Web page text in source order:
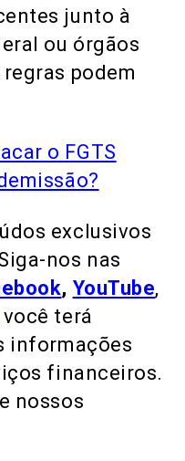
junto à
ou órgãos
podem
o FGTS
exclusivos
nos nas
, YouTube,
você terá
informações
financeiros.
nossos